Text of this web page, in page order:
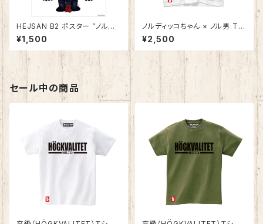
HEJSAN B2 ポスター ”ノルディ
ッコちゃん × ノル男（ゴリ通0
0）”
¥1,500
ノルディッコちゃん × ノル男 Tシ
ャツ
¥2,500
セール中の商品